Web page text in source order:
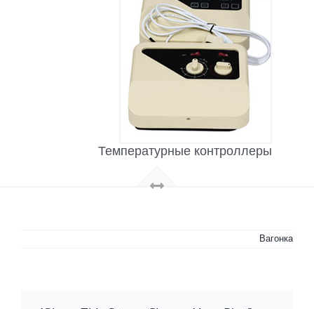
Температурные контроллеры
Вагонка